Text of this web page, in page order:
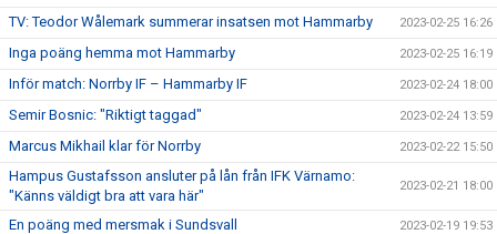
TV: Teodor Wålemark summerar insatsen mot Hammarby 2023-02-25 16:26
Inga poäng hemma mot Hammarby 2023-02-25 16:19
Inför match: Norrby IF – Hammarby IF 2023-02-24 18:00
Semir Bosnic: "Riktigt taggad" 2023-02-24 13:59
Marcus Mikhail klar för Norrby 2023-02-22 15:50
Hampus Gustafsson ansluter på lån från IFK Värnamo:
"Känns väldigt bra att vara här"
2023-02-21 18:00
En poäng med mersmak i Sundsvall 2023-02-19 19:53